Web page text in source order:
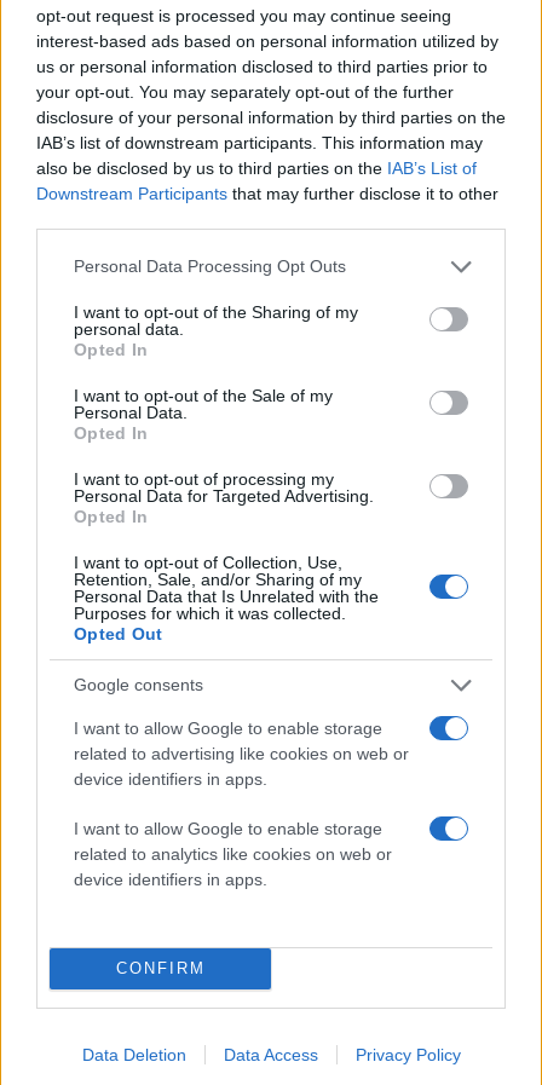
opt-out request is processed you may continue seeing
interest-based ads based on personal information utilized by
us or personal information disclosed to third parties prior to
your opt-out. You may separately opt-out of the further
disclosure of your personal information by third parties on the
IAB’s list of downstream participants. This information may
also be disclosed by us to third parties on the IAB’s List of
Downstream Participants that may further disclose it to other
Please note that this website/app uses one or more Google
not limited to your visit or usage behaviour. You may click to
grant or deny consent to Google and its third-party tags to
use your data for below specified purposes in below Google
consent section.
Personal Data Processing Opt Outs
I want to opt-out of the Sharing of my
personal data.
Opted In
I want to opt-out of the Sale of my
Personal Data.
Opted In
I want to opt-out of processing my
Personal Data for Targeted Advertising.
Opted In
I want to opt-out of Collection, Use,
Retention, Sale, and/or Sharing of my
Personal Data that Is Unrelated with the
Purposes for which it was collected.
Opted Out
Google consents
I want to allow Google to enable storage
related to advertising like cookies on web or
device identifiers in apps.
I want to allow Google to enable storage
related to analytics like cookies on web or
device identifiers in apps.
CONFIRM
Data Deletion Data Access Privacy Policy
Παράλληλα, για πρώτη φορά υποστηρίζεται πλήρως ο
Native Client (NaCl), όπερ σημαίνει ότι οι
κώδικα C ή C++ στις εφαρμογές τους, οι οποίες θα
μπορούν να εκμεταλλεύονται το hardware του
λειτουργικό σύστημα.
εφαρμογές και παιχνίδια σε πλήρη ταχύτητα, χωρίς
κανένα πρόβλημα, απευθείας από τον Chrome 14,
αλλά αρχικά θα υποστηρίζονται μόνο εφαρμογές που
προέρχονται από το
. Ωστόσο, η
γενικότερα. (Χαρακτηριστικό παράδειγμα η δωρεάν
εφαρμογήScummVM )
Τέλος, για πρώτη φορά υποστηρίζεται το Web Audio
API, το οποίο δίνει τη δυνατότητα στους
προγραμματιστές να βελτιώσουν σημαντικά τον ήχο
Όσοι έχετε εγκατεστημένο τον
δείτε αυτόματη αναβάθμιση. Διαφορετικά, μπορείτε
Google]